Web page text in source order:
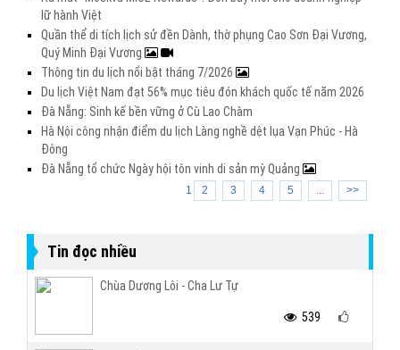
lữ hành Việt
Quần thể di tích lịch sử đền Dành, thờ phụng Cao Sơn Đại Vương,
Quý Minh Đại Vương
Thông tin du lịch nổi bật tháng 7/2026
Du lịch Việt Nam đạt 56% mục tiêu đón khách quốc tế năm 2026
Đà Nẵng: Sinh kế bền vững ở Cù Lao Chàm
Hà Nội công nhận điểm du lịch Làng nghề dệt lụa Vạn Phúc - Hà
Đông
Đà Nẵng tổ chức Ngày hội tôn vinh di sản mỳ Quảng
1 2 3 4 5 ... >>
Tin đọc nhiều
Chùa Dương Lôi - Cha Lư Tự
539